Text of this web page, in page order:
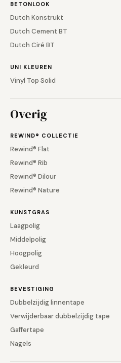
BETONLOOK
Dutch Konstrukt
Dutch Cement BT
Dutch Ciré BT
UNI KLEUREN
Vinyl Top Solid
Overig
REWIND® COLLECTIE
Rewind® Flat
Rewind® Rib
Rewind® Dilour
Rewind® Nature
KUNSTGRAS
Laagpolig
Middelpolig
Hoogpolig
Gekleurd
BEVESTIGING
Dubbelzijdig linnentape
Verwijderbaar dubbelzijdig tape
Gaffertape
Nagels